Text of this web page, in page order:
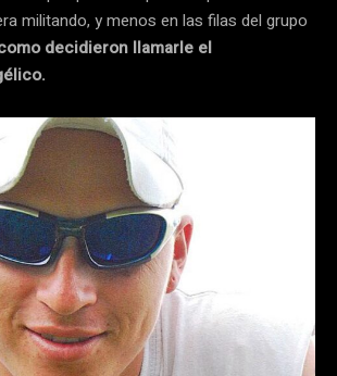
militando, y menos en las filas del grupo
decidieron llamarle el